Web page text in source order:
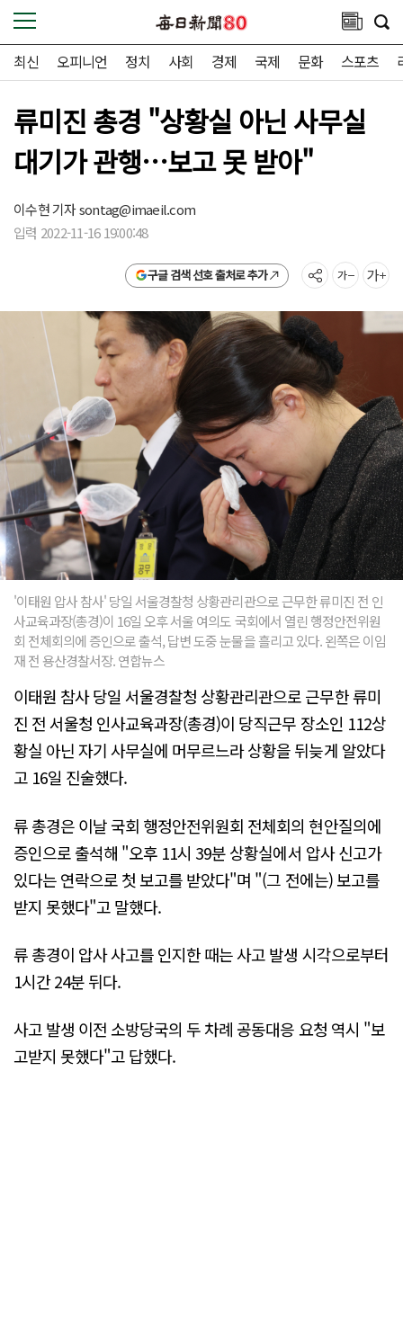
최신 오피니언 정치 사회 경제 국제 문화 스포츠
류미진 총경 "상황실 아닌 사무실
대기가 관행…보고 못 받아"
이수현 기자sontag@imaeil.com
입력 2022-11-16 19:00:48
구글 검색 선호 출처로 추가
'이태원 압사 참사' 당일 서울경찰청 상황관리관으로 근무한 류미진 전 인
사교육과장(총경)이 16일 오후 서울 여의도 국회에서 열린 행정안전위원
회 전체회의에 증인으로 출석, 답변 도중 눈물을 흘리고 있다. 왼쪽은 이임
재 전 용산경찰서장. 연합뉴스
이태원 참사 당일 서울경찰청 상황관리관으로 근무한 류미
진 전 서울청 인사교육과장(총경)이 당직근무 장소인 112상
황실 아닌 자기 사무실에 머무르느라 상황을 뒤늦게 알았다
고 16일 진술했다.
류 총경은 이날 국회 행정안전위원회 전체회의 현안질의에
증인으로 출석해 "오후 11시 39분 상황실에서 압사 신고가
있다는 연락으로 첫 보고를 받았다"며 "(그 전에는) 보고를
받지 못했다"고 말했다.
류 총경이 압사 사고를 인지한 때는 사고 발생 시각으로부터
1시간 24분 뒤다.
사고 발생 이전 소방당국의 두 차례 공동대응 요청 역시 "보
고받지 못했다"고 답했다.